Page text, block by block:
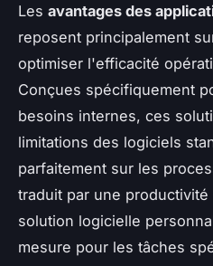
Les avantages des
reposent principalement
optimiser l'efficacité
Conçues spécifiquement
besoins internes, ces
limitations des logiciels
parfaitement sur les
traduit par une
solution logicielle
mesure pour les tâches